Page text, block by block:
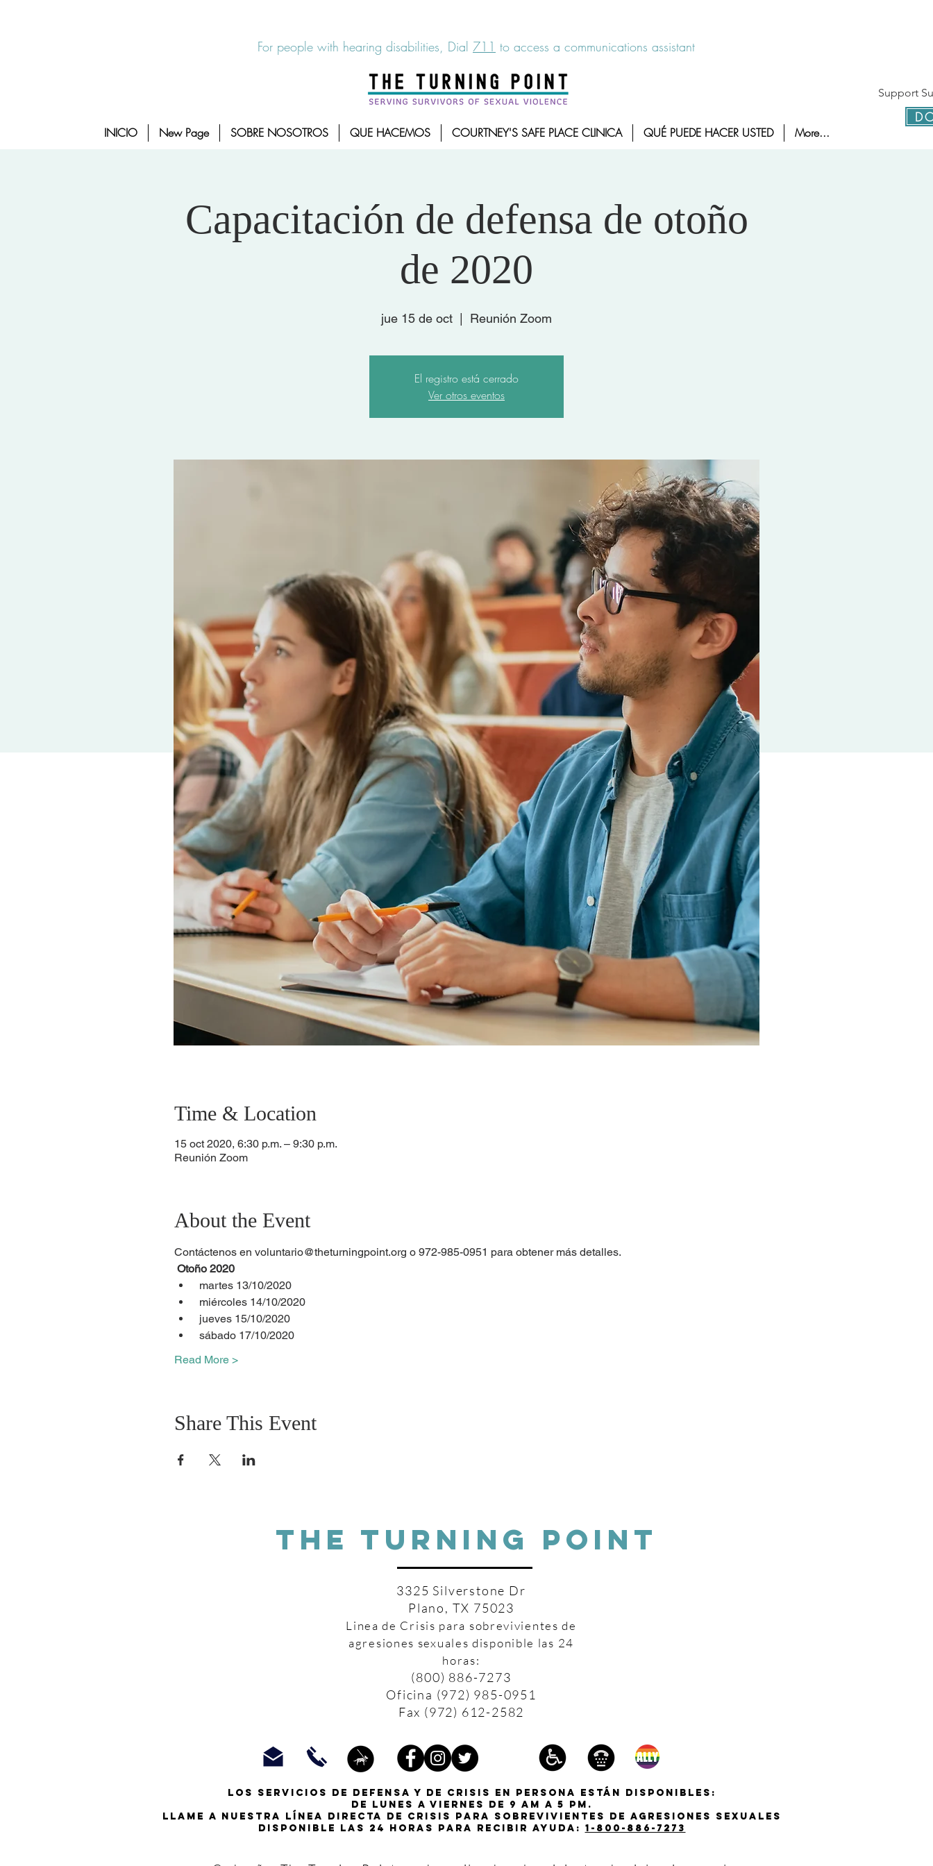
For people with hearing disabilities, Dial 711 to access a communications assistant
Support
INICIO New Page SOBRE NOSOTROS QUE HACEMOS COURTNEY'S SAFE PLACE CLINICA QUÉ PUEDE HACER USTED More...
Capacitación de defensa de otoño
de 2020
jue 15 de oct Reunión Zoom
El registro está cerrado
Ver otros eventos
Time & Location
15 oct 2020, 6:30 p.m. – 9:30 p.m.
Reunión Zoom
About the Event
Contáctenos en voluntario@theturningpoint.org o 972-985-0951 para obtener más detalles.
Otoño 2020
martes 13/10/2020
miércoles 14/10/2020
jueves 15/10/2020
sábado 17/10/2020
Read More >
Share This Event
THE TURNING POINT
3325 Silverstone Dr
Plano, TX 75023
Linea de Crisis para sobrevivientes de
agresiones sexuales disponible las 24
horas:
(800) 886-7273
Oficina (972) 985-0951
Fax (972) 612-2582
Los servicios de defensa y de crisis en persona están disponibles:
de lunes a viernes de 9 am a 5 pm.
Llame a nuestra línea directa de crisis para sobrevivientes de agresiones sexuales
disponible las 24 horas para recibir ayuda: 1-800-886-7273